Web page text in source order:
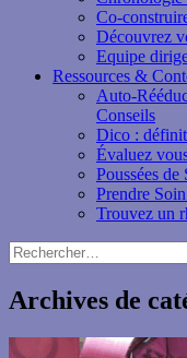
Co-
Découvrez
Equipe
Ressources &
Auto-
Conseils
Dico :
Évaluez
Poussées
Prendre
Trouvez un
Rechercher :
Archives de